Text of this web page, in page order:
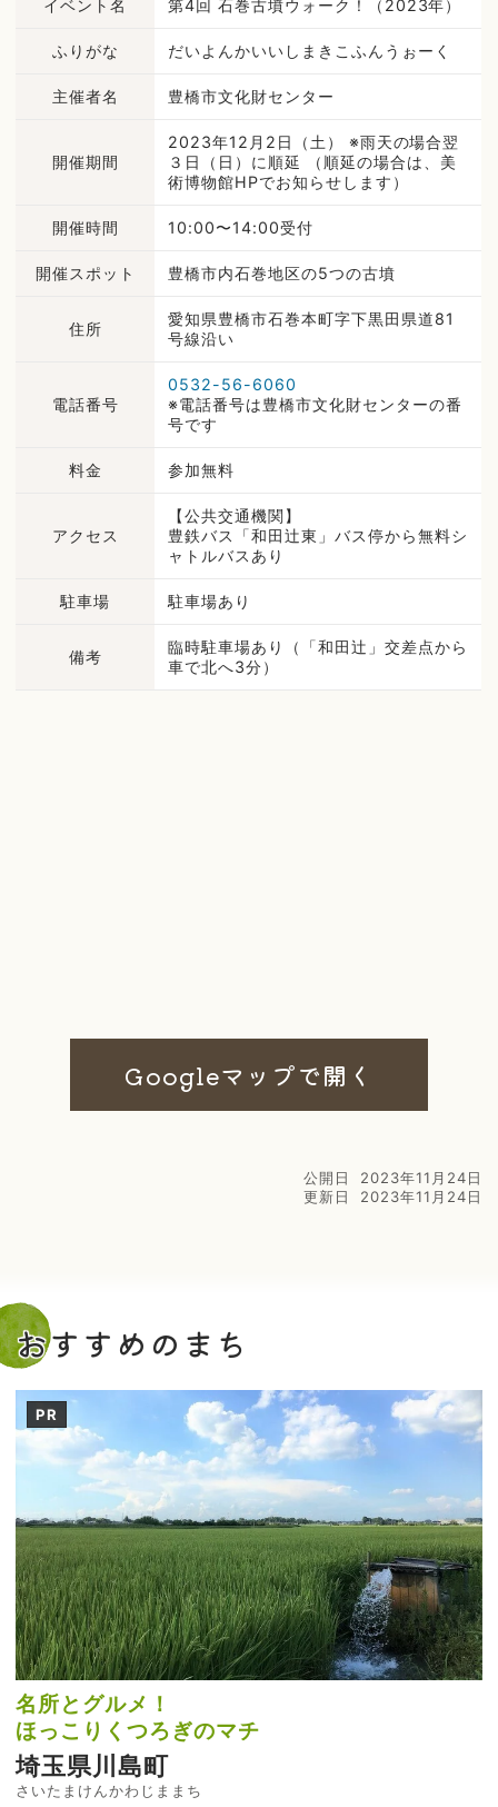
イベント名 第4回 石巻古墳ウォーク！（2023年）
ふりがな だいよんかいいしまきこふんうぉーく
主催者名 豊橋市文化財センター
開催期間
2023年12月2日（土） ※雨天の場合翌
３日（日）に順延 （順延の場合は、美
術博物館HPでお知らせします）
開催時間 10:00〜14:00受付
開催スポット 豊橋市内石巻地区の5つの古墳
住所
愛知県豊橋市石巻本町字下黒田県道81
号線沿い
電話番号
0532-56-6060
※電話番号は豊橋市文化財センターの番
号です
料金 参加無料
アクセス
【公共交通機関】
豊鉄バス「和田辻東」バス停から無料シ
ャトルバスあり
駐車場 駐車場あり
備考
臨時駐車場あり（「和田辻」交差点から
車で北へ3分）
Googleマップで開く
公開日
2023年11月24日
更新日
2023年11月24日
おすすめのまち
PR
名所とグルメ！
ほっこりくつろぎのマチ
埼玉県川島町
さいたまけんかわじままち